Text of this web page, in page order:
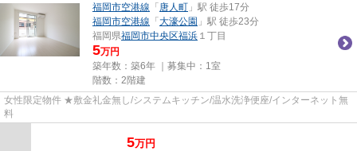
福岡市空港線 「 唐人町 」駅 徒歩17分
福岡市空港線 「 大濠公園 」駅 徒歩23分
福岡県福岡市中央区福浜 １丁目
5万円
築年数：築6年 ｜募集中： 1室
階数：2階建
女性限定物件 ★敷金礼金無し/システムキッチン/温水洗浄便座/インターネット無
料
5万円